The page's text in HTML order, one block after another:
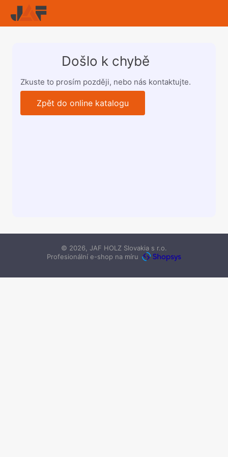
Došlo k chybě
Zkuste to prosím později, nebo nás kontaktujte.
Zpět do online katalogu
© 2026, JAF HOLZ Slovakia s r.o.
Profesionální e-shop na míru